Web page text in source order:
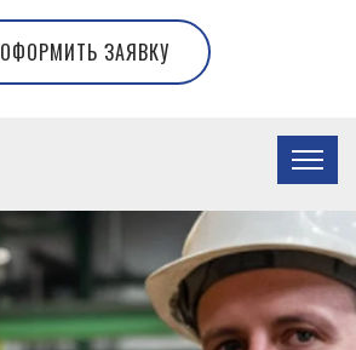
ОФОРМИТЬ ЗАЯВКУ